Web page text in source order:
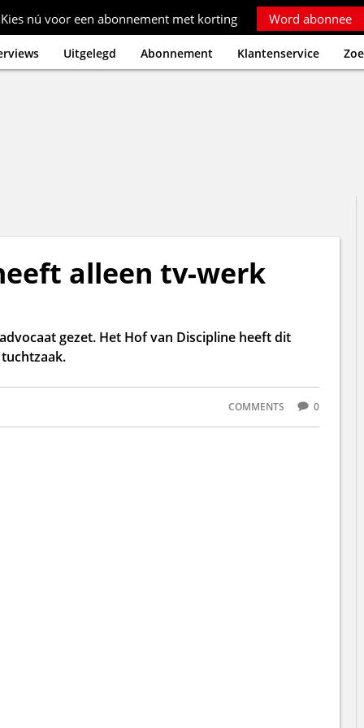
Kies nú voor een abonnement met korting Word abonnee
Uitgelegd Abonnement Klantenservice
alleen tv-werk
gezet. Het Hof van Discipline heeft dit
COMMENTS 0